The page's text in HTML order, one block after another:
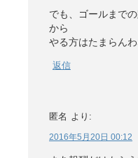
でも、ゴールまで
から
やる方はたまらんわ
返信
匿名 より:
2016年5月20日 00:12